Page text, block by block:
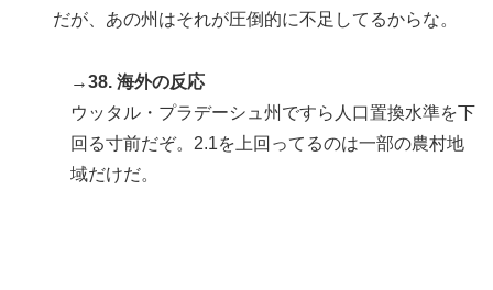
だが、あの州はそれが圧倒的に不足してるからな。
→38. 海外の反応
ウッタル・プラデーシュ州ですら人口置換水準を下
回る寸前だぞ。2.1を上回ってるのは一部の農村地
域だけだ。